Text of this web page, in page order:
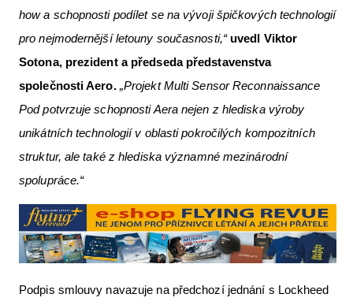
how a schopnosti podílet se na vývoji špičkových technologií
pro nejmodernější letouny současnosti,“ uvedl Viktor
Sotona, prezident a předseda představenstva
společnosti Aero. „Projekt Multi Sensor Reconnaissance
Pod potvrzuje schopnosti Aera nejen z hlediska výroby
unikátních technologií v oblasti pokročilých kompozitních
struktur, ale také z hlediska významné mezinárodní
spolupráce.“
Podpis smlouvy navazuje na předchozí jednání s Lockheed